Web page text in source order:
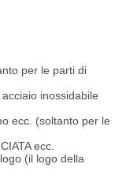
per le parti di
inossidabile
ecc. (soltanto per le
ecc.
(il logo della